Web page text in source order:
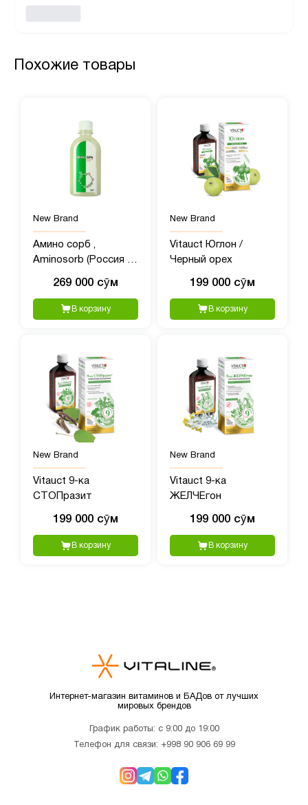
Похожие товары
New Brand
Амино сорб ,
Aminosorb (Россия )
269 000 сӯм
В корзину
New Brand
Vitauct Юглон /
Черный орех
199 000 сӯм
В корзину
New Brand
Vitauct 9-ка
СТОПразит
199 000 сӯм
В корзину
New Brand
Vitauct 9-ка
ЖЕЛЧЕгон
199 000 сӯм
В корзину
Интернет-магазин витаминов и БАДов от лучших
мировых брендов
График работы: с 9:00 до 19:00
Телефон для связи: +998 90 906 69 99